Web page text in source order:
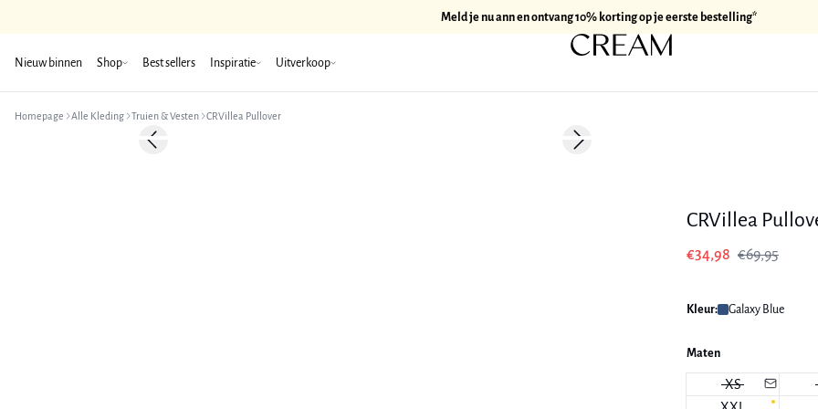
Meld je nu ann en ontvang 10% korting op je eerste bestelling*
Nieuw binnen Shop Best sellers Inspiratie Uitverkoop
Homepage Alle Kleding Truien & Vesten CRVillea Pullover
-50%Previous slide Next slide
CRVillea
€34,98 €69,95
Kleur: Galaxy Blue
Maten
XS